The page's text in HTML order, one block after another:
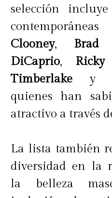
selección
Clooney, Brad
DiCaprio, Ricky
Timberlakey
quienes han
atractivo a través
La lista también
diversidad en la
la belleza